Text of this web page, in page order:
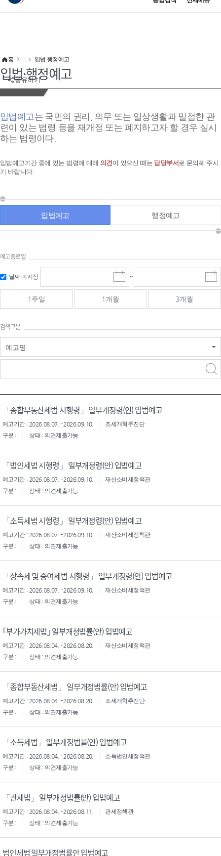
이 누리집은 대한민국 공식 전자정부 누리집입니다.
공유하기
홈 입법·행정예고
입법·행정예고
입법예고는 국민의 권리, 의무 또는 일상생활과 밀접한 관
련이 있는 법령 등을 재개정 또는 폐지하고자 할 경우 실시
하는 법령이다.
입법예고기간 중에 있는 법령에 대해 의견이 있으신 때는 담당부서 로 문의해 주시
기 바랍니다.
입법예고 행정예고
예고종료일
날짜 미지정
시
작
일
선
~
종
료
선
1주일 1개월 3개월
검색구분
예고명
「종합부동산세법 시행령」 일부개정령(안) 입법예고
예고기간 : 2026.08.07. - 2026.09.10.
조세개혁추진단
구분 :
상태 : 의견제출가능
「법인세법 시행령」 일부개정령(안) 입법예고
예고기간 : 2026.08.07. - 2026.09.10.
재산소비세정책관
구분 :
상태 : 의견제출가능
「소득세법 시행령」 일부개정령(안) 입법예고
예고기간 : 2026.08.07. - 2026.09.10.
재산소비세정책관
구분 :
상태 : 의견제출가능
「상속세 및 증여세법 시행령」 일부개정령(안) 입법예고
예고기간 : 2026.08.07. - 2026.09.10.
재산소비세정책관
구분 :
상태 : 의견제출가능
｢부가가치세법｣ 일부개정법률(안) 입법예고
예고기간 : 2026.08.04. - 2026.08.20.
재산소비세정책관
구분 :
상태 : 의견제출가능
「종합부동산세법」 일부개정법률(안) 입법예고
예고기간 : 2026.08.04. - 2026.08.20.
조세개혁추진단
구분 :
상태 : 의견제출가능
「소득세법」 일부개정법률(안) 입법예고
예고기간 : 2026.08.04. - 2026.08.20.
소득법인세정책관
구분 :
상태 : 의견제출가능
「관세법」 일부개정법률(안) 입법예고
예고기간 : 2026.08.04. - 2026.08.11.
관세정책관
구분 :
상태 : 의견제출가능
법인세법 일부개정법률안 입법예고